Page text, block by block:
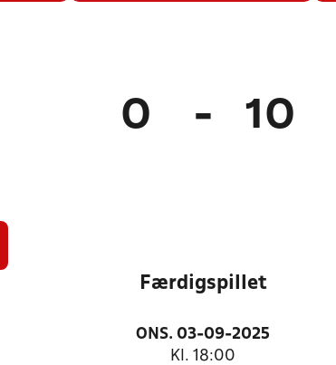
0 - 10
Færdigspillet
ONS. 03-09-2025
Kl. 18:00